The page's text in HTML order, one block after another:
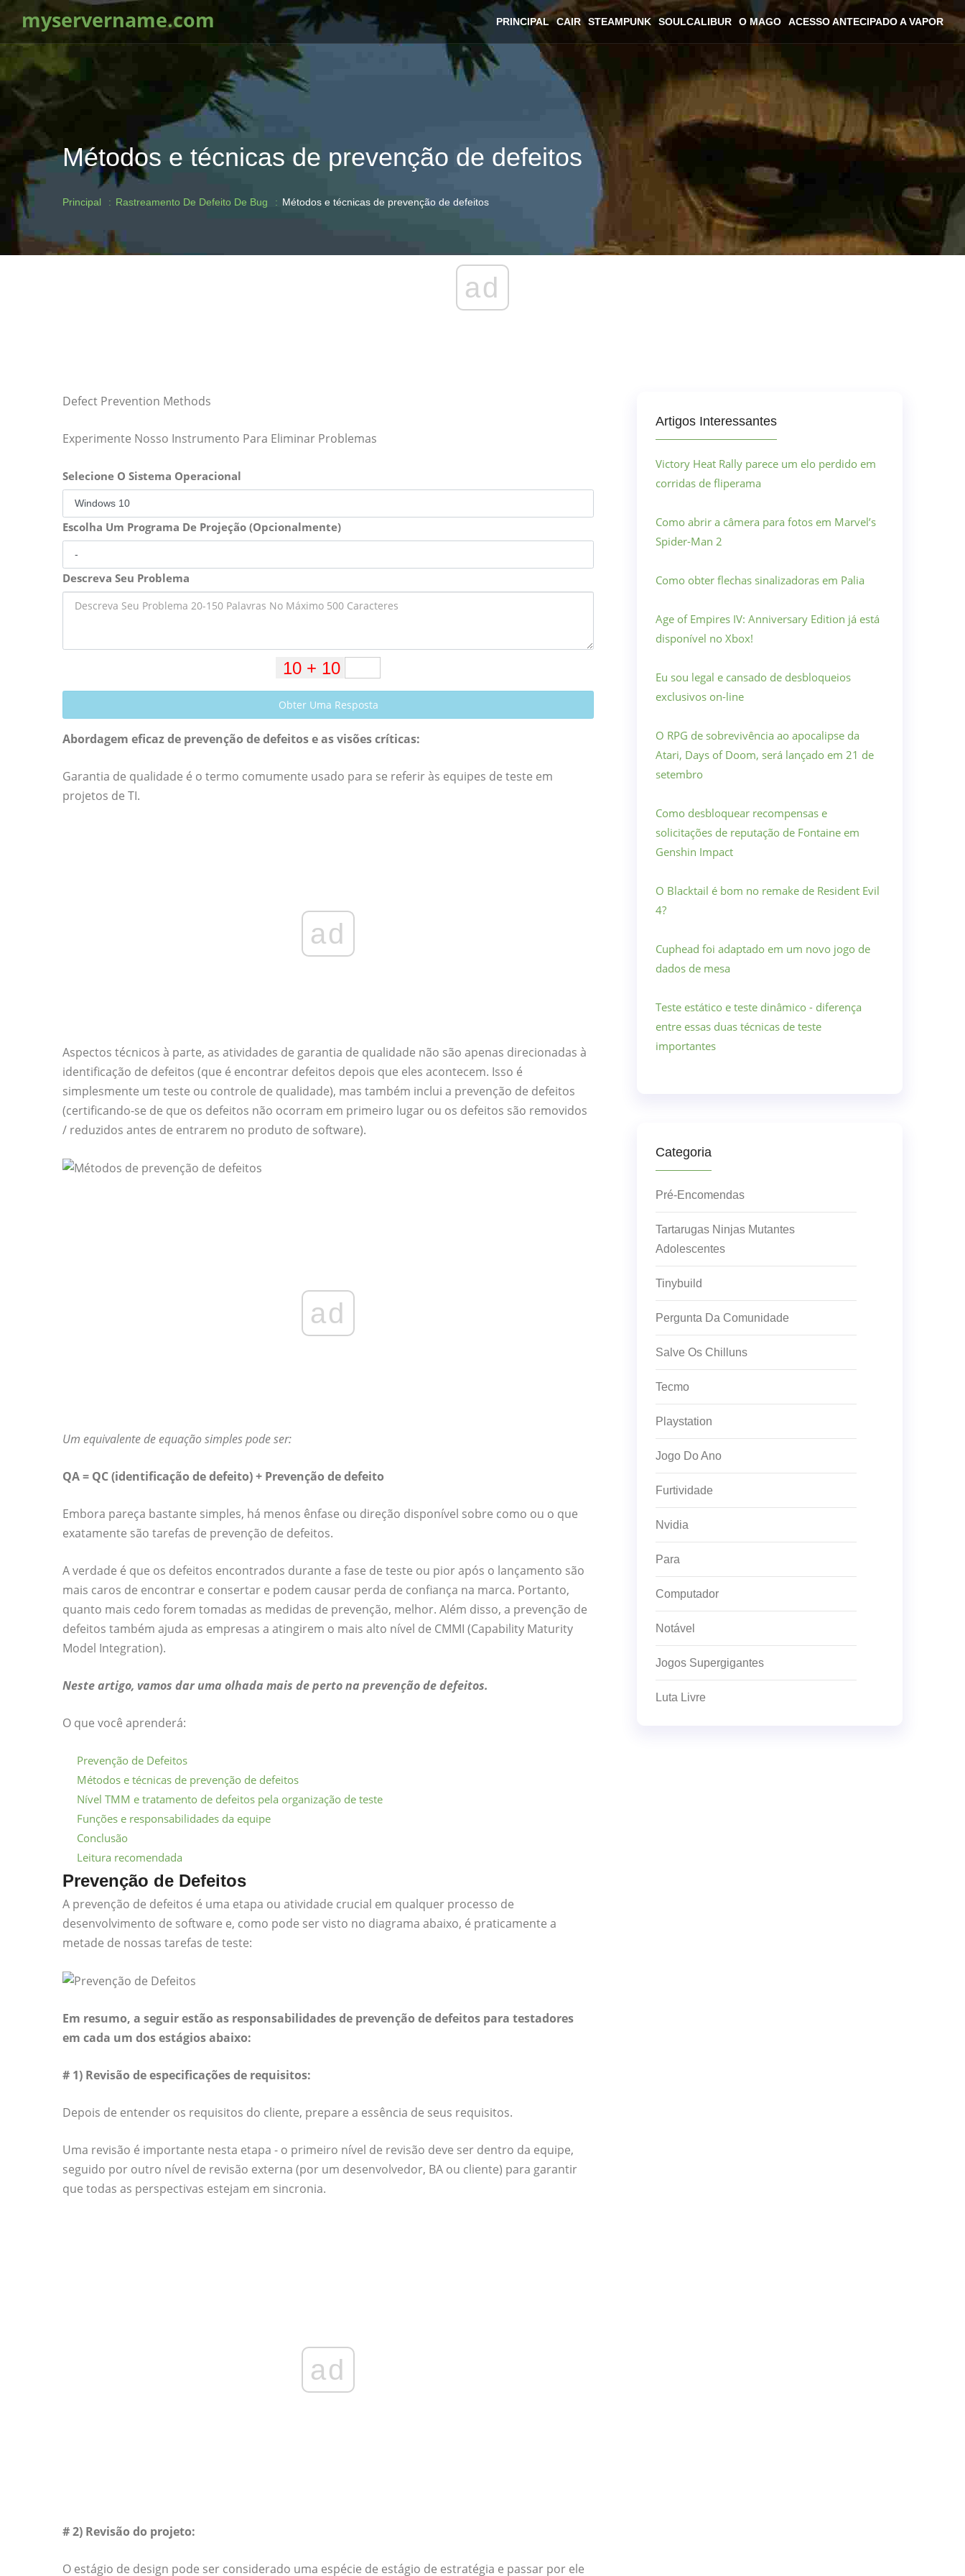
myservername.com PRINCIPAL CAIR STEAMPUNK SOULCALIBUR O MAGO ACESSO ANTECIPADO A VAPOR
Métodos e técnicas de prevenção de defeitos
Principal Rastreamento De Defeito De Bug Métodos e técnicas de prevenção de defeitos
ad
Defect Prevention Methods
Experimente Nosso Instrumento Para Eliminar Problemas
Selecione O Sistema Operacional
Escolha Um Programa De Projeção (Opcionalmente)
Descreva Seu Problema
Obter Uma Resposta
Abordagem eficaz de prevenção de defeitos e as visões críticas:
Garantia de qualidade é o termo comumente usado para se referir às equipes de teste em
projetos de TI.
ad
Aspectos técnicos à parte, as atividades de garantia de qualidade não são apenas direcionadas à
identificação de defeitos (que é encontrar defeitos depois que eles acontecem. Isso é
simplesmente um teste ou controle de qualidade), mas também inclui a prevenção de defeitos
(certificando-se de que os defeitos não ocorram em primeiro lugar ou os defeitos são removidos
/ reduzidos antes de entrarem no produto de software).
ad
Um equivalente de equação simples pode ser:
QA = QC (identificação de defeito) + Prevenção de defeito
Embora pareça bastante simples, há menos ênfase ou direção disponível sobre como ou o que
exatamente são tarefas de prevenção de defeitos.
A verdade é que os defeitos encontrados durante a fase de teste ou pior após o lançamento são
mais caros de encontrar e consertar e podem causar perda de confiança na marca. Portanto,
quanto mais cedo forem tomadas as medidas de prevenção, melhor. Além disso, a prevenção de
defeitos também ajuda as empresas a atingirem o mais alto nível de CMMI (Capability Maturity
Model Integration).
Neste artigo, vamos dar uma olhada mais de perto na prevenção de defeitos.
O que você aprenderá:
Prevenção de Defeitos
Métodos e técnicas de prevenção de defeitos
Nível TMM e tratamento de defeitos pela organização de teste
Funções e responsabilidades da equipe
Conclusão
Leitura recomendada
Prevenção de Defeitos
A prevenção de defeitos é uma etapa ou atividade crucial em qualquer processo de
desenvolvimento de software e, como pode ser visto no diagrama abaixo, é praticamente a
metade de nossas tarefas de teste:
Em resumo, a seguir estão as responsabilidades de prevenção de defeitos para testadores
em cada um dos estágios abaixo:
# 1) Revisão de especificações de requisitos:
Depois de entender os requisitos do cliente, prepare a essência de seus requisitos.
Uma revisão é importante nesta etapa - o primeiro nível de revisão deve ser dentro da equipe,
seguido por outro nível de revisão externa (por um desenvolvedor, BA ou cliente) para garantir
que todas as perspectivas estejam em sincronia.
ad
# 2) Revisão do projeto:
O estágio de design pode ser considerado uma espécie de estágio de estratégia e passar por ele
Artigos Interessantes
Victory Heat Rally parece um elo perdido em
corridas de fliperama
Como abrir a câmera para fotos em Marvel’s
Spider-Man 2
Como obter flechas sinalizadoras em Palia
Age of Empires IV: Anniversary Edition já está
disponível no Xbox!
Eu sou legal e cansado de desbloqueios
exclusivos on-line
O RPG de sobrevivência ao apocalipse da
Atari, Days of Doom, será lançado em 21 de
setembro
Como desbloquear recompensas e
solicitações de reputação de Fontaine em
Genshin Impact
O Blacktail é bom no remake de Resident Evil
4?
Cuphead foi adaptado em um novo jogo de
dados de mesa
Teste estático e teste dinâmico - diferença
entre essas duas técnicas de teste
importantes
Categoria
Pré-Encomendas
Tartarugas Ninjas Mutantes
Adolescentes
Tinybuild
Pergunta Da Comunidade
Salve Os Chilluns
Tecmo
Playstation
Jogo Do Ano
Furtividade
Nvidia
Para
Computador
Notável
Jogos Supergigantes
Luta Livre